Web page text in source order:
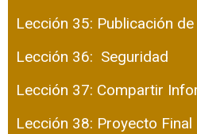
Lección 35: Publicación
Lección 36: Seguridad
Lección 37: Compartir
Lección 38: Proyecto Final